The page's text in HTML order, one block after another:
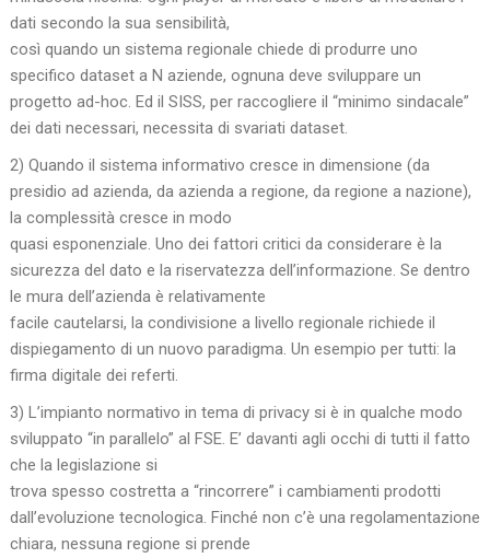
dati secondo la sua sensibilità,
così quando un sistema regionale chiede di produrre uno
specifico dataset a N aziende, ognuna deve sviluppare un
progetto ad-hoc. Ed il SISS, per raccogliere il “minimo sindacale”
dei dati necessari, necessita di svariati dataset.
2) Quando il sistema informativo cresce in dimensione (da
presidio ad azienda, da azienda a regione, da regione a nazione),
la complessità cresce in modo
quasi esponenziale. Uno dei fattori critici da considerare è la
sicurezza del dato e la riservatezza dell’informazione. Se dentro
le mura dell’azienda è relativamente
facile cautelarsi, la condivisione a livello regionale richiede il
dispiegamento di un nuovo paradigma. Un esempio per tutti: la
firma digitale dei referti.
3) L’impianto normativo in tema di privacy si è in qualche modo
sviluppato “in parallelo” al FSE. E’ davanti agli occhi di tutti il fatto
che la legislazione si
trova spesso costretta a “rincorrere” i cambiamenti prodotti
dall’evoluzione tecnologica. Finché non c’è una regolamentazione
chiara, nessuna regione si prende